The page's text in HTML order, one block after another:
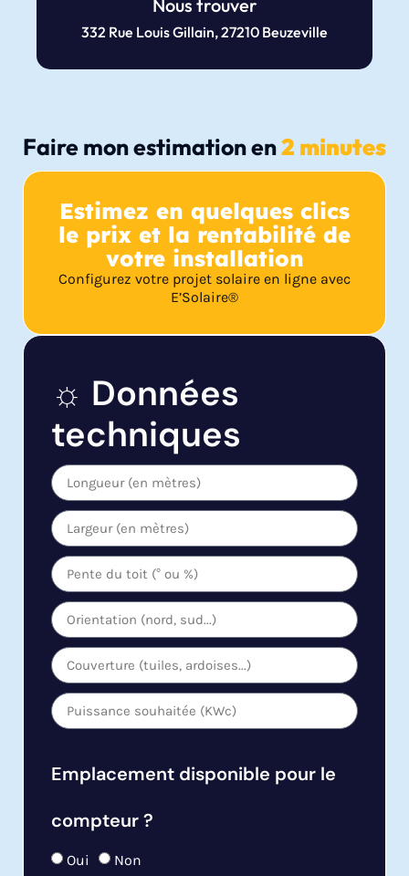
Nous trouver
332 Rue Louis Gillain, 27210 Beuzeville
Faire mon estimation en2 minutes
☼ Données
techniques
Emplacement disponible pour le
compteur ?
Oui Non
Estimez en quelques clics
le prix et la rentabilité de
votre installation
Configurez votre projet solaire en ligne avec
E’Solaire®